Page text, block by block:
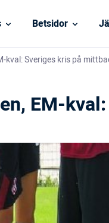
Betsidor
kval: Sveriges kris på
EM-